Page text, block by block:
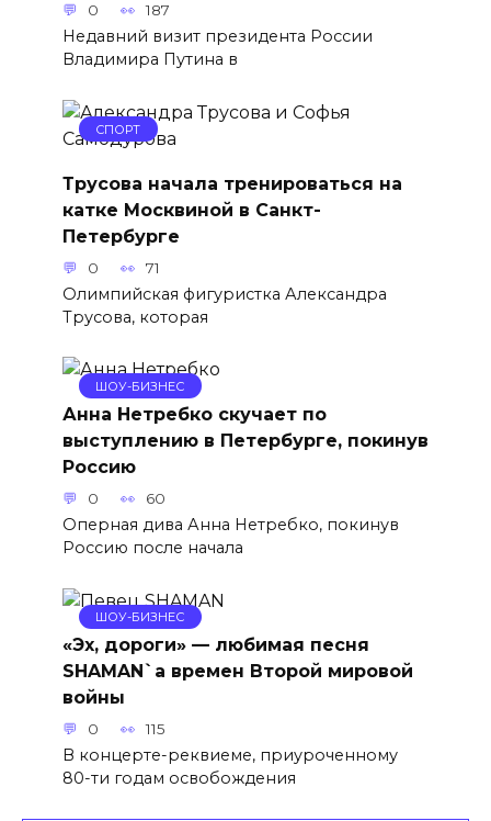
0 187
Недавний визит президента России
Владимира Путина в
СПОРТ
Трусова начала тренироваться на
катке Москвиной в Санкт-
Петербурге
0 71
Олимпийская фигуристка Александра
Трусова, которая
ШОУ-БИЗНЕС
Анна Нетребко скучает по
выступлению в Петербурге, покинув
Россию
0 60
Оперная дива Анна Нетребко, покинув
Россию после начала
ШОУ-БИЗНЕС
«Эх, дороги» — любимая песня
SHAMAN`а времен Второй мировой
войны
0 115
В концерте-реквиеме, приуроченному
80-ти годам освобождения